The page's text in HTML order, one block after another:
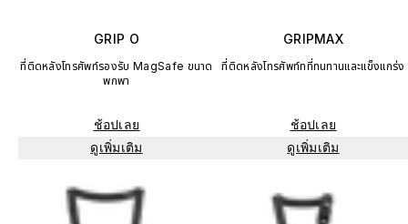
GRIP O
ที่ติดหลังโทรศัพท์รองรับ MagSafe ขนาด
พกพา
ช้อปเลย
ดูเพิ่มเติม
GRIPMAX
ที่ติดหลังโทรศัพท์ทที่ทนทานและแข็งแกร่ง
ช้อปเลย
ดูเพิ่มเติม